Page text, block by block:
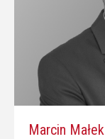
Marcin Małek